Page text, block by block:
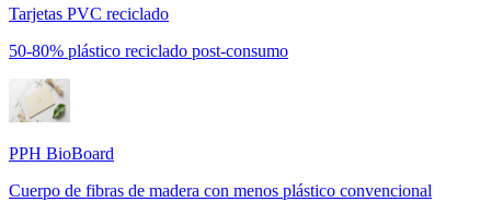
Tarjetas PVC reciclado
50-80% plástico reciclado post-consumo
PPH BioBoard
Cuerpo de fibras de madera con menos plástico convencional